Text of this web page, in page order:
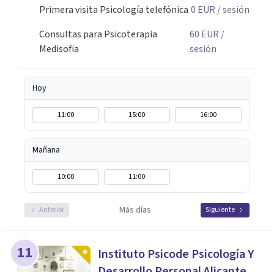
Primera visita Psicología telefónica 0 EUR / sesión
Consultas para Psicoterapia
Medisofia
60 EUR /
sesión
Hoy
11:00 15:00 16:00
Mañana
10:00 11:00
Anterior Más días Siguiente
11
Instituto Psicode Psicología Y